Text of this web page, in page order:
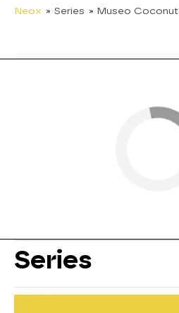
Neox » Series » Museo Coconut
Series